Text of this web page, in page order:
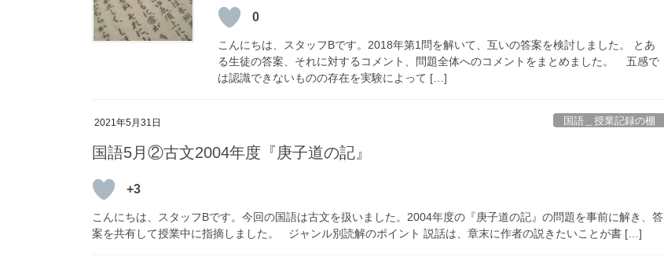
0
こんにちは、スタッフBです。2018年第1問を解いて、互いの答案を検討しました。 とあ
る生徒の答案、それに対するコメント、問題全体へのコメントをまとめました。 五感で
は認識できないものの存在を実験によって […]
2021年5月31日 国語＿授業記録の棚
国語5月②古文2004年度『庚子道の記』
+3
こんにちは、スタッフBです。今回の国語は古文を扱いました。2004年度の『庚子道の記』の問題を事前に解き、答
案を共有して授業中に指摘しました。 ジャンル別読解のポイント 説話は、章末に作者の説きたいことが書 […]